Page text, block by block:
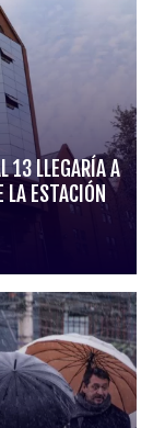
13 LLEGARÍA A
LA ESTACIÓN